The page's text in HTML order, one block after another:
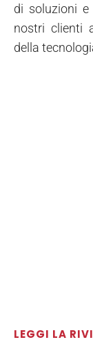
LEGGI LA
di soluzioni
nostri clienti
della